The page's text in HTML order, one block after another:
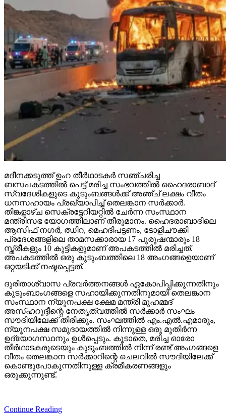
മദീനക്കടുത്ത് ഉംറ തീര്‍ഥാടകര്‍ സഞ്ചരിച്ച
ബസപകടത്തില്‍ പെട്ട് മരിച്ച സംഭവത്തില്‍ ഹൈദരാബാദ്
സ്വദേശികളുടെ കുടുംബങ്ങള്‍ക്ക് അഞ്ച് ലക്ഷം വീതം
ധനസഹായം പ്രഖ്യാപിച്ച് തെലങ്കാന സര്‍ക്കാര്‍.
തിങ്കളാഴ്ച സെക്രട്ടേറിയറ്റില്‍ ചേര്‍ന്ന സംസ്ഥാന
മന്ത്രിസഭ യോഗത്തിലാണ് തീരുമാനം. ഹൈദരാബാദിലെ
ആസിഫ് നഗര്‍, ഝിറ, മെഹദിപട്ടണം, ടോളിചൗക്കി
പ്രദേശങ്ങളിലെ താമസക്കാരായ 17 പുരുഷന്മാരും 18
സ്ത്രീകളും 10 കുട്ടികളുമാണ് അപകടത്തില്‍ മരിച്ചത്.
അപകടത്തില്‍ ഒരു കുടുംബത്തിലെ 18 അംഗങ്ങളെയാണ്
ഒറ്റയടിക്ക് നഷ്ടപ്പെട്ടത്.
ദുരിതാശ്വാസ പ്രവര്‍ത്തനങ്ങള്‍ ഏകോപിപ്പിക്കുന്നതിനും
കുടുംബാംഗങ്ങളെ സഹായിക്കുന്നതിനുമായി തെലങ്കാന
സംസ്ഥാന ന്യൂനപക്ഷ ക്ഷേമ മന്ത്രി മുഹമ്മദ്
അസ്ഹറുദ്ദീന്റെ നേതൃത്വത്തില്‍ സര്‍ക്കാര്‍ സംഘം
സൗദിയിലേക്ക് തിരിക്കും. സംഘത്തില്‍ എം.എല്‍.എമാരും,
ന്യൂനപക്ഷ സമുദായത്തില്‍ നിന്നുള്ള ഒരു മുതിര്‍ന്ന
ഉദ്യോഗസ്ഥനും ഉള്‍പ്പെടും. കൂടാതെ, മരിച്ച ഓരോ
തീര്‍ഥാടകരുടെയും കുടുംബത്തില്‍ നിന്ന് രണ്ട് അംഗങ്ങളെ
വീതം തെലങ്കാന സര്‍ക്കാറിന്റെ ചെലവില്‍ സൗദിയിലേക്ക്
കൊണ്ടുപോകുന്നതിനുള്ള ക്രമീകരണങ്ങളും
ഒരുക്കുന്നുണ്ട്.
Continue Reading